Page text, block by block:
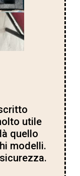
utile
quello
modelli.